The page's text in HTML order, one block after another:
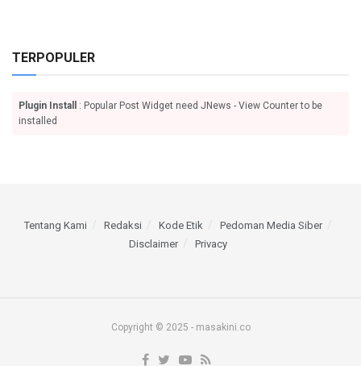
TERPOPULER
Plugin Install
: Popular Post Widget need JNews - View Counter to be
installed
Tentang Kami Redaksi Kode Etik
Pedoman Media Siber
Disclaimer
Privacy
Copyright © 2025 - masakini.co